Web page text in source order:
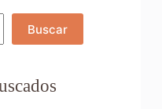
Buscar